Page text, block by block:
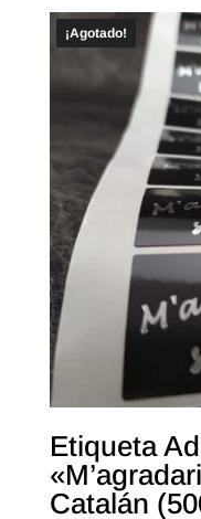
¡Agotado!
Etiqueta
Catalán